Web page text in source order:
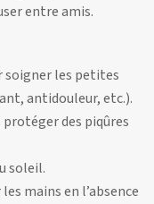
entre amis.
soigner les petites
antidouleur, etc.).
des piqûres
soleil.
mains en l’absence